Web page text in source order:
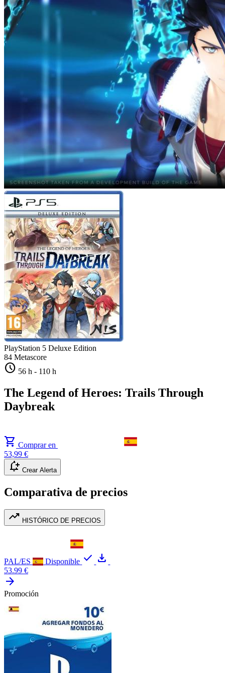
PlayStation 5 Deluxe Edition
84 Metascore
schedule 56 h - 110 h
The Legend of Heroes: Trails Through
Daybreak
shopping_cart Comprar en
53,99 €
notification_add Crear Alerta
Comparativa de precios
trending_up HISTÓRICO DE PRECIOS
PAL/ES Disponible check download
53.99 €
arrow_forward
Promoción